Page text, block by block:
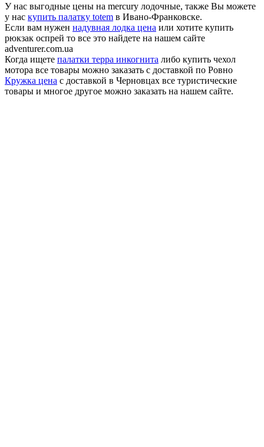
У нас выгодные цены на mercury лодочные, также Вы можете
у нас купить палатку totem в Ивано-Франковске.
Если вам нужен надувная лодка цена или хотите купить
рюкзак оспрей то все это найдете на нашем сайте
adventurer.com.ua
Когда ищете палатки терра инкогнита либо купить чехол
мотора все товары можно заказать с доставкой по Ровно
Кружка цена с доставкой в Черновцах все туристические
товары и многое другое можно заказать на нашем сайте.